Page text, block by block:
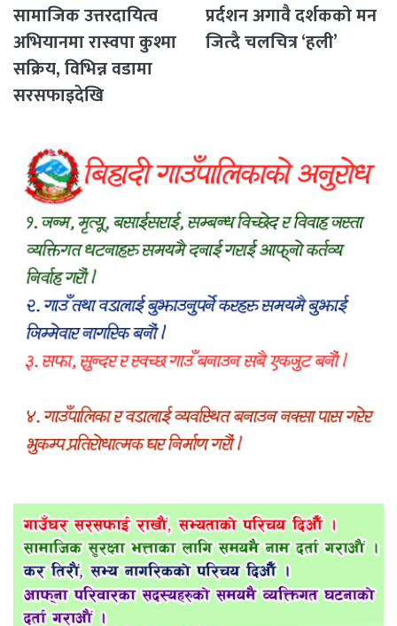
सामाजिक उत्तरदायित्व
अभियानमा रास्वपा कुश्मा
सक्रिय, विभिन्न वडामा
सरसफाइदेखि
प्रर्दशन अगावै दर्शकको मन
जित्दै चलचित्र ‘हली’